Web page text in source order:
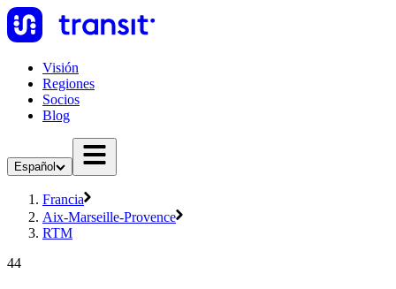
Visión
Regiones
Socios
Blog
Español
Francia
Aix-Marseille-Provence
RTM
44